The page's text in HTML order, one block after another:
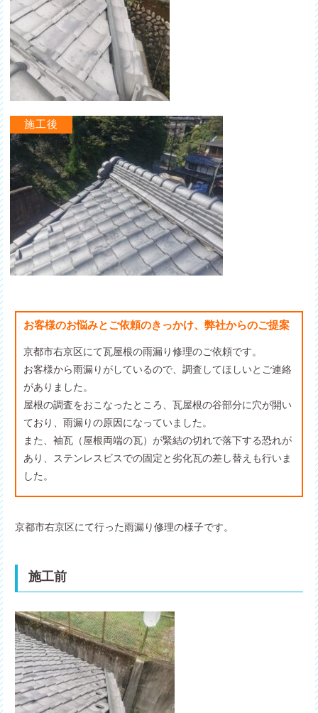
お客様のお悩みとご依頼のきっかけ、弊社からのご提案
京都市右京区にて瓦屋根の雨漏り修理のご依頼です。
お客様から雨漏りがしているので、調査してほしいとご連絡
がありました。
屋根の調査をおこなったところ、瓦屋根の谷部分に穴が開い
ており、雨漏りの原因になっていました。
また、袖瓦（屋根両端の瓦）が緊結の切れで落下する恐れが
あり、ステンレスビスでの固定と劣化瓦の差し替えも行いま
した。
京都市右京区にて行った雨漏り修理の様子です。
施工前